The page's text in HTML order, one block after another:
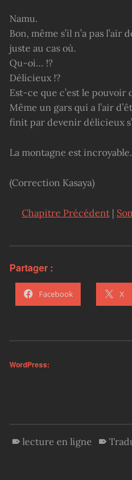
Namu.
Bon, même s’il n’a pas
juste au cas où.
Qu-oi… !?
Délicieux !?
Est-ce que c’est le pouvoir
Même un gars qui a l’air
finit par devenir délicieux
La montagne est incroyable.
(Correction Kasaya)
Chapitre Précédent |
Partager :
Facebook X
WordPress:
lecture en ligne